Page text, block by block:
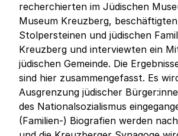
recherchierten im Jüdischen
Museum Kreuzberg,
Stolpersteinen und jüdischen
Kreuzberg und interviewten ein
jüdischen Gemeinde. Die
sind hier zusammengefasst. Es
Ausgrenzung jüdischer
des Nationalsozialismus
(Familien-) Biografien werden